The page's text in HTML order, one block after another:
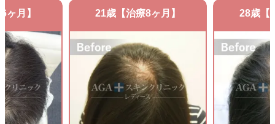
ヶ月】 21歳【治療8ヶ月】 28歳【